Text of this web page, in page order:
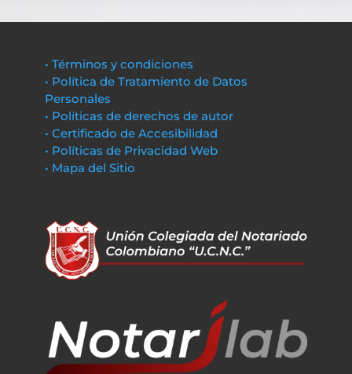
• Términos y condiciones
• Política de Tratamiento de Datos
Personales
• Políticas de derechos de autor
• Certificado de Accesibilidad
• Políticas de Privacidad Web
• Mapa del Sitio